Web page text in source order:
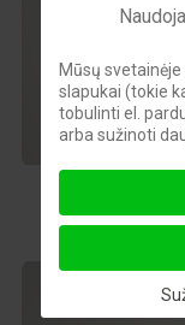
Mūsų
slapukai (tokie
tobulinti el.
arba sužinoti